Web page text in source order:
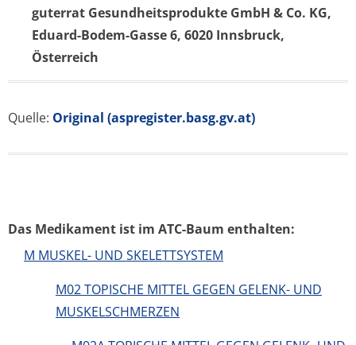
guterrat Gesundheitsprodukte GmbH & Co. KG,
Eduard-Bodem-Gasse 6, 6020 Innsbruck,
Österreich
Quelle: Original (aspregister.basg.gv.at)
Das Medikament ist im ATC-Baum enthalten:
M MUSKEL- UND SKELETTSYSTEM
M02 TOPISCHE MITTEL GEGEN GELENK- UND
MUSKELSCHMERZEN